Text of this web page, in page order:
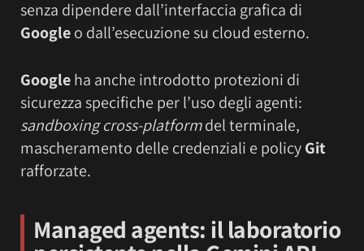
senza dipendere dall’interfaccia grafica di
Googleo dall’esecuzione su cloud esterno.
Googleha anche introdotto protezioni di
sicurezza specifiche per l’uso degli agenti:
sandboxing cross-platformdel terminale,
mascheramento delle credenziali e policyGit
rafforzate.
Managed agents: il laboratorio